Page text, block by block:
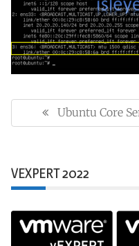
gezinmesiPrevious
Post:
Ubuntu Core
VEXPERT 2022